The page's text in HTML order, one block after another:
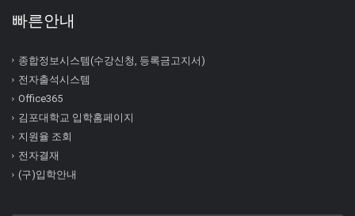
빠른안내
종합정보시스템(수강신청, 등록금고지서)
전자출석시스템
Office365
김포대학교 입학홈페이지
지원율 조회
전자결재
(구)입학안내